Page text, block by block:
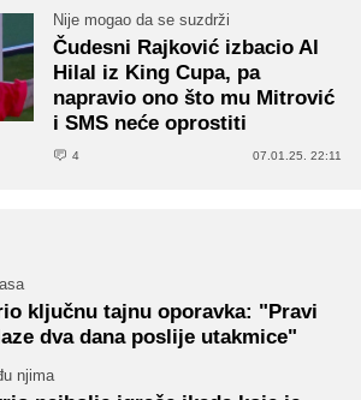
Nije mogao da se suzdrži
Čudesni Rajković izbacio Al
Hilal iz King Cupa, pa
napravio ono što mu Mitrović
i SMS neće oprostiti
4 07.01.25. 22:11
ključnu tajnu oporavka: "Pravi
dva dana poslije utakmice"
njima